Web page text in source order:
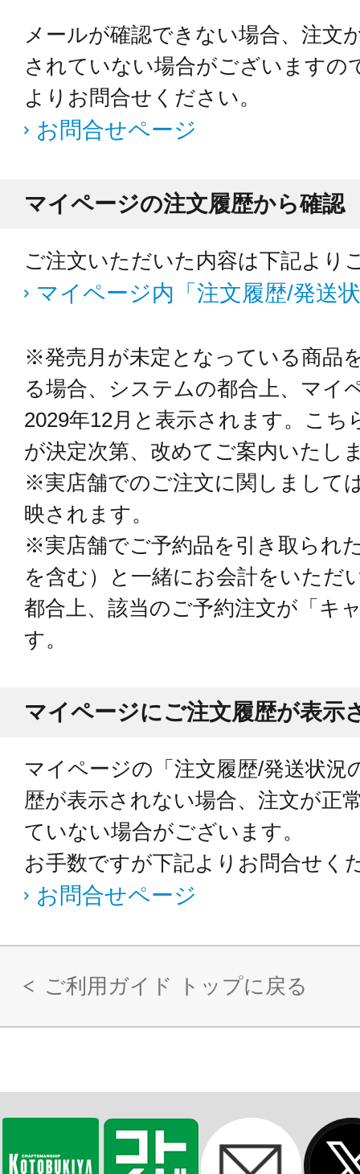
メールが確認できない場合、注文
されていない場合がございますの
よりお問合せください。
お問合せページ
マイページの注文履歴から確認
ご注文いただいた内容は下記より
マイページ内「注文履歴/発送
※発売月が未定となっている商品
る場合、システムの都合上、マイ
2029年12月と表示されます。こち
が決定次第、改めてご案内いたし
※実店舗でのご注文に関しまして
映されます。
※実店舗でご予約品を引き取られ
を含む）と一緒にお会計をいただ
都合上、該当のご予約注文が「キ
す。
マイページにご注文履歴が表示
マイページの「注文履歴/発送状況
歴が表示されない場合、注文が正
ていない場合がございます。
お手数ですが下記よりお問合せく
お問合せページ
ご利用ガイド トップに戻る